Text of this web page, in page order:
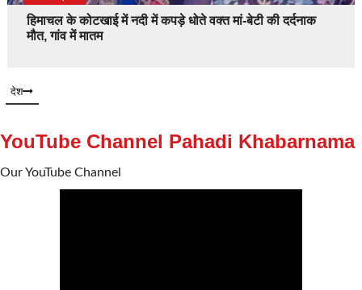
हिमाचल के कोटखाई में नदी में कपड़े धोते वक्त मां-बेटी की दर्दनाक
मौत, गांव में मातम
देश
YouTube Channel Pahadi Khabarnama
Our YouTube Channel